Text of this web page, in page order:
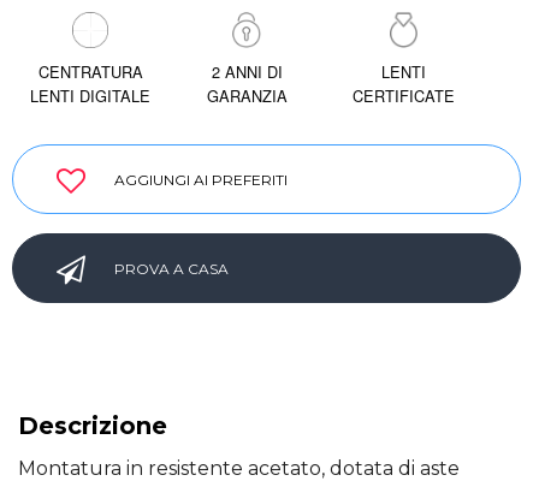
CENTRATURA
LENTI DIGITALE
2 ANNI DI
GARANZIA
LENTI
CERTIFICATE
AGGIUNGI AI PREFERITI
PROVA A CASA
Descrizione
Montatura in resistente acetato, dotata di aste